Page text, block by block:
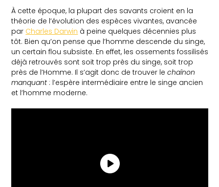
À cette époque, la plupart des savants croient en la
théorie de l’évolution des espèces vivantes, avancée
par Charles Darwin à peine quelques décennies plus
tôt. Bien qu’on pense que l’homme descende du singe,
un certain flou subsiste. En effet, les ossements fossilisés
déjà retrouvés sont soit trop près du singe, soit trop
près de l’Homme. Il s’agit donc de trouver lechaînon
manquant : l’espère intermédiaire entre le singe ancien
et l’homme moderne.